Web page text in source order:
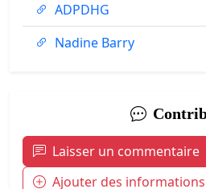
ADPDHG
Nadine Barry
Laisser un commentaire
Ajouter des informations